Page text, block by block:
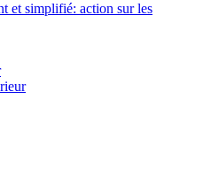
et simplifié: action sur les